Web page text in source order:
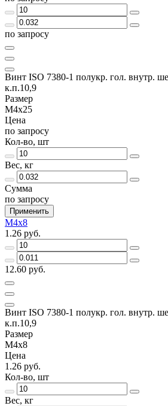
по запросу
Винт ISO 7380-1 полукр. гол. внутр.
к.п.10,9
Размер
М4х25
Цена
по запросу
Кол-во, шт
Вес, кг
Сумма
по запросу
Применить
М4х8
1.26 руб.
12.60 руб.
Винт ISO 7380-1 полукр. гол. внутр.
к.п.10,9
Размер
М4х8
Цена
1.26 руб.
Кол-во, шт
Вес, кг